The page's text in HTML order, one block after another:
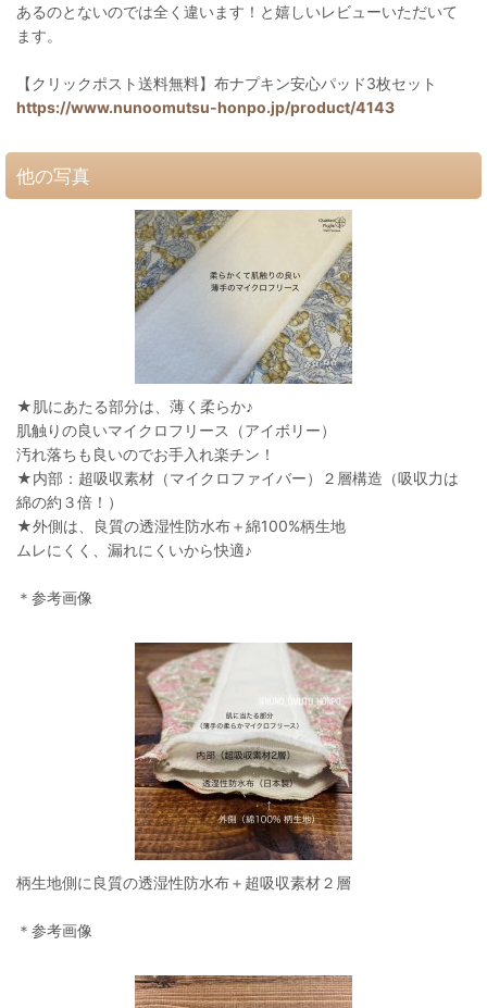
あるのとないのでは全く違います！と嬉しいレビューいただいて
ます。
【クリックポスト送料無料】布ナプキン安心パッド3枚セット
https://www.nunoomutsu-honpo.jp/product/4143
他の写真
★肌にあたる部分は、薄く柔らか♪
肌触りの良いマイクロフリース（アイボリー）
汚れ落ちも良いのでお手入れ楽チン！
★内部：超吸収素材（マイクロファイバー）２層構造（吸収力は
綿の約３倍！）
★外側は、良質の透湿性防水布＋綿100%柄生地
ムレにくく、漏れにくいから快適♪
＊参考画像
柄生地側に良質の透湿性防水布＋超吸収素材２層
＊参考画像